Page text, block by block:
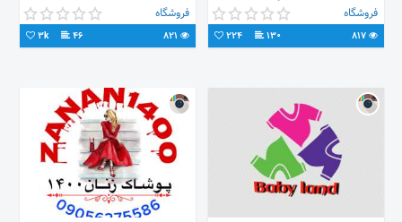
درگاه پرداخت أمن💳
💯کیفیت‌‌‌بالا‌اجناس،تضمینی👌🏻💯
فروشگاه
130
224
قیمت باورنکردنی🌐 شماره واتس آپ
09926507213
فروشگاه
46
3k